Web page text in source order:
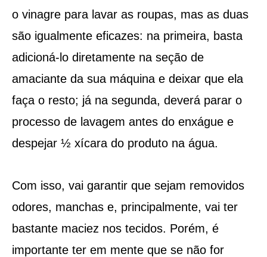
o vinagre para lavar as roupas, mas as duas
são igualmente eficazes: na primeira, basta
adicioná-lo diretamente na seção de
amaciante da sua máquina e deixar que ela
faça o resto; já na segunda, deverá parar o
processo de lavagem antes do enxágue e
despejar ½ xícara do produto na água.
Com isso, vai garantir que sejam removidos
odores, manchas e, principalmente, vai ter
bastante maciez nos tecidos. Porém, é
importante ter em mente que se não for